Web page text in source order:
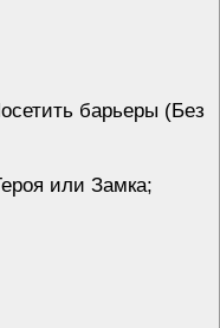
барьеры (Без
или Замка;